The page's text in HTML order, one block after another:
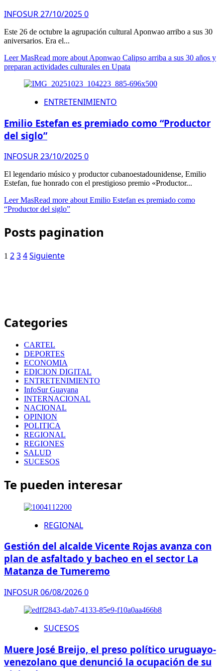
INFOSUR27/10/20250
Este 26 de octubre la agrupación cultural Aponwao arribo a sus 30
aniversarios. Era el...
Leer MasRead more about Aponwao Calipso arriba a sus 30 años y
preparan actividades culturales en Upata
ENTRETENIMIENTO
Emilio Estefan es premiado como “Productor
del siglo”
INFOSUR23/10/20250
El legendario músico y productor cubanoestadounidense, Emilio
Estefan, fue honrado con el prestigioso premio «Productor...
Leer MasRead more about Emilio Estefan es premiado como
“Productor del siglo”
Posts pagination
1 234Siguiente
Categories
CARTEL
DEPORTES
ECONOMIA
EDICION DIGITAL
ENTRETENIMIENTO
InfoSur Guayana
INTERNACIONAL
NACIONAL
OPINION
POLITICA
REGIONAL
REGIONES
SALUD
SUCESOS
Te pueden interesar
REGIONAL
Gestión del alcalde Vicente Rojas avanza con
plan de asfaltado y bacheo en el sector La
Matanza de Tumeremo
INFOSUR06/08/20260
SUCESOS
Muere José Breijo, el preso político uruguayo-
venezolano que denunció la ocupación de su